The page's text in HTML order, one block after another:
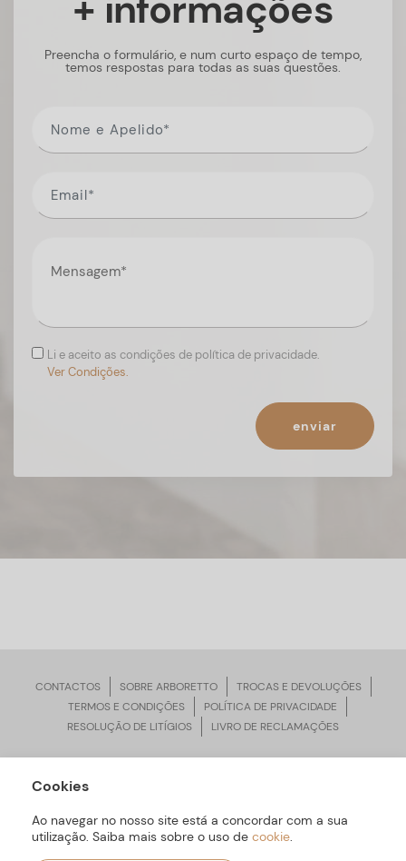
Preencha o formulário, e num curto espaço de tempo,
temos respostas para todas as suas questões.
Li e aceito as condições de política de privacidade.
Ver Condições.
enviar
CONTACTOS SOBRE ARBORETTO
TROCAS E DEVOLUÇÕES
TERMOS E CONDIÇÕES
POLÍTICA DE PRIVACIDADE
RESOLUÇÃO DE LITÍGIOS
LIVRO DE RECLAMAÇÕES
ARBORETTO © Todos os Direitos Reservados | Desenvolvido por
Cookies
Ao navegar no nosso site está a concordar com a sua
utilização. Saiba mais sobre o uso de cookie.